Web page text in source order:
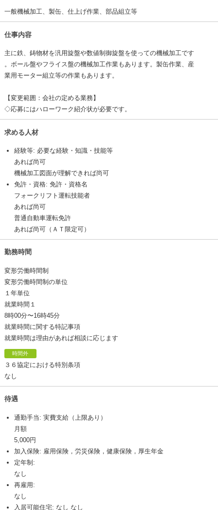
一般機械加工、製缶、仕上げ作業、部品組立等
仕事内容
主に鉄、鋳物材を汎用旋盤や数値制御旋盤を使っての機械加工です
。ボール盤やフライス盤の機械加工作業もあります。製缶作業、産
業用モーター組立等の作業もあります。
【変更範囲：会社の定める業務】
◇応募にはハローワーク紹介状が必要です。
求める人材
経験等: 必要な経験・知識・技能等
あれば尚可
機械加工図面が理解できれば尚可
免許・資格: 免許・資格名
フォークリフト運転技能者
あれば尚可
普通自動車運転免許
あれば尚可（ＡＴ限定可）
勤務時間
変形労働時間制
変形労働時間制の単位
１年単位
就業時間１
8時00分〜16時45分
就業時間に関する特記事項
就業時間は理由があれば相談に応じます
時間外
３６協定における特別条項
なし
待遇
通勤手当: 実費支給（上限あり）
月額
5,000円
加入保険: 雇用保険，労災保険，健康保険，厚生年金
定年制:
なし
再雇用:
なし
入居可能住宅: なし なし